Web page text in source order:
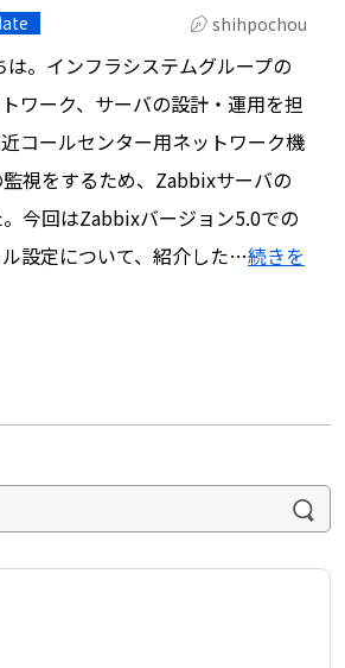
shihpochou
は。インフラシステムグループの
ワーク、サーバの設計・運用を担
コールセンター用ネットワーク機
視をするため、Zabbixサーバの
今回はZabbixバージョン5.0での
設定について、紹介した…続きを